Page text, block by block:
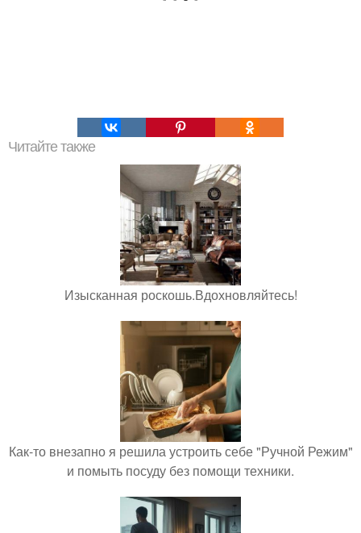
Читайте также
Изысканная роскошь.Вдохновляйтесь!
Как-то внезапно я решила устроить себе "Ручной Режим"
и помыть посуду без помощи техники.